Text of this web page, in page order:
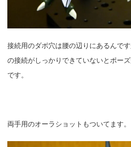
接続用のダボ穴は腰の辺りにあるんで
の接続がしっかりできていないとポー
です。
両手用のオーラショットもついてます。